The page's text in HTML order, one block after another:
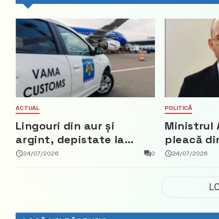
ACTUAL
Lingouri din aur și
argint, depistate la
vama Aeroport
24/07/2026 0
POLITICĂ
Ministrul
pleacă
ce a
Democrat
24/07/2026